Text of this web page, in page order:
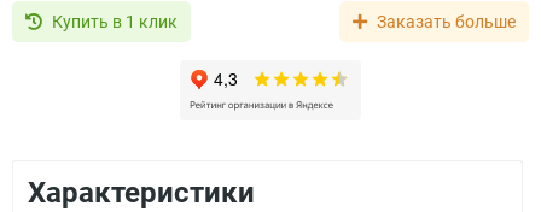
Купить в 1 клик Заказать больше
Характеристики